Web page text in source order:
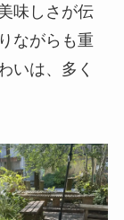
味しさが伝
ながらも重
いは、多く